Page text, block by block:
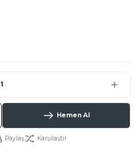
Hemen Al
Paylaş Karşılaştır